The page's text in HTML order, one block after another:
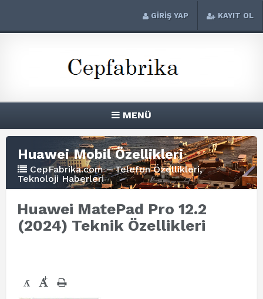
GİRİŞ YAP KAYIT OL
MENÜ
Huawei Mobil Özellikleri
CepFabrika.com – Telefon Özellikleri,
Teknoloji Haberleri
Huawei MatePad Pro 12.2
(2024) Teknik Özellikleri
- +